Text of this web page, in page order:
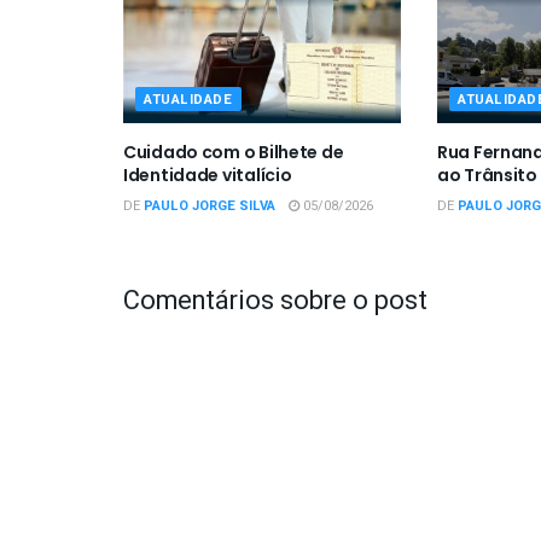
ATUALIDADE
Cuidado com o Bilhete de
Identidade vitalício
DE PAULO JORGE SILVA 05/08/2026
Rua
ao Trânsito
DE PAULO
Comentários sobre o post